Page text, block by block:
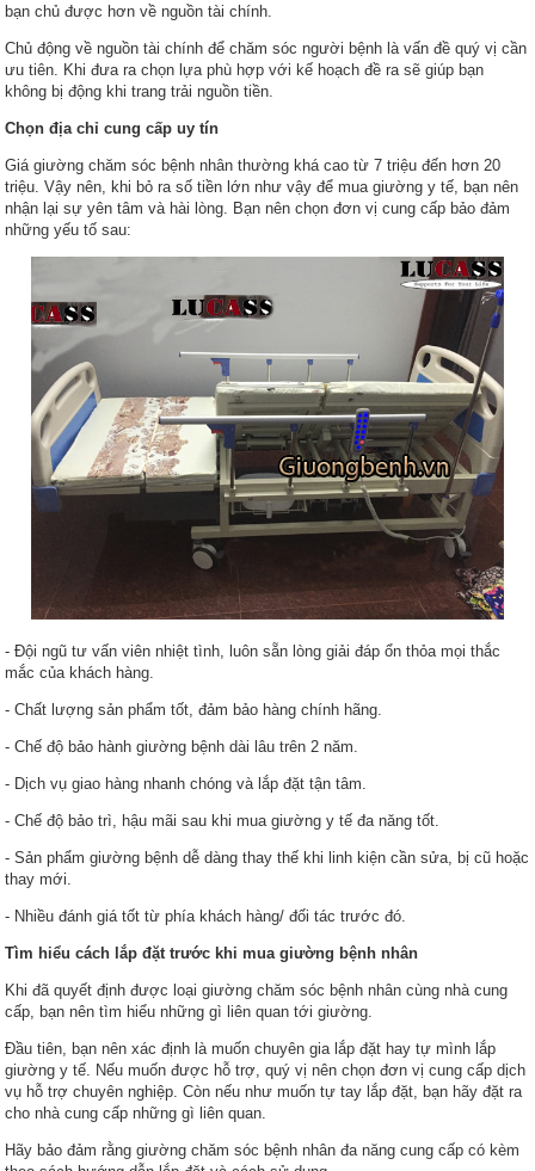
bạn chủ được hơn về nguồn tài chính.
Chủ động về nguồn tài chính để chăm sóc người bệnh là vấn đề quý vị cần
ưu tiên. Khi đưa ra chọn lựa phù hợp với kế hoạch đề ra sẽ giúp bạn
không bị động khi trang trải nguồn tiền.
Chọn địa chỉ cung cấp uy tín
Giá giường chăm sóc bệnh nhân thường khá cao từ 7 triệu đến hơn 20
triệu. Vậy nên, khi bỏ ra số tiền lớn như vậy để mua giường y tế, bạn nên
nhận lại sự yên tâm và hài lòng. Bạn nên chọn đơn vị cung cấp bảo đảm
những yếu tố sau:
- Đội ngũ tư vấn viên nhiệt tình, luôn sẵn lòng giải đáp ổn thỏa mọi thắc
mắc của khách hàng.
- Chất lượng sản phẩm tốt, đảm bảo hàng chính hãng.
- Chế độ bảo hành giường bệnh dài lâu trên 2 năm.
- Dịch vụ giao hàng nhanh chóng và lắp đặt tận tâm.
- Chế độ bảo trì, hậu mãi sau khi mua giường y tế đa năng tốt.
- Sản phẩm giường bệnh dễ dàng thay thế khi linh kiện cần sửa, bị cũ hoặc
thay mới.
- Nhiều đánh giá tốt từ phía khách hàng/ đối tác trước đó.
Tìm hiểu cách lắp đặt trước khi mua giường bệnh nhân
Khi đã quyết định được loại giường chăm sóc bệnh nhân cùng nhà cung
cấp, bạn nên tìm hiểu những gì liên quan tới giường.
Đầu tiên, bạn nên xác định là muốn chuyên gia lắp đặt hay tự mình lắp
giường y tế. Nếu muốn được hỗ trợ, quý vị nên chọn đơn vị cung cấp dịch
vụ hỗ trợ chuyên nghiệp. Còn nếu như muốn tự tay lắp đặt, bạn hãy đặt ra
cho nhà cung cấp những gì liên quan.
Hãy bảo đảm rằng giường chăm sóc bệnh nhân đa năng cung cấp có kèm